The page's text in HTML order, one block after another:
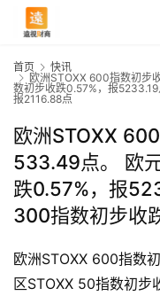
首页
快讯
欧洲STOXX 600指数初步
数初步收跌0.57%，报
报2116.88点
欧洲STOXX
533.49点。 欧
跌0.57%，报
300指数初步收
欧洲STOXX 600指数
区STOXX 50指数初步